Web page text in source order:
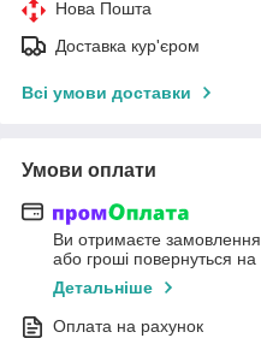
Нова Пошта
Доставка кур'єром
Всі умови доставки
Умови оплати
Ви отримаєте замовлення
або гроші повернуться на
Детальніше
Оплата на рахунок